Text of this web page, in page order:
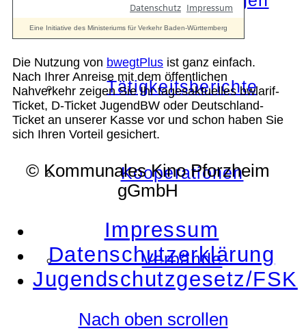
Tätigkeitsberichte
Kooperationen
Verbände
Die Nutzung von bwegtPlus ist ganz einfach.
Nach Ihrer Anreise mit dem öffentlichen
Nahverkehr zeigen Sie Ihr tagesaktuelles bwlarif-
Ticket, D-Ticket JugendBW oder Deutschland-
Ticket an unserer Kasse vor und schon haben Sie
sich Ihren Vorteil gesichert.
© Kommunales Kino Pforzheim
gGmbH
Impressum
Datenschutzerklärung
Jugendschutzgesetz/FSK
Nach oben scrollen